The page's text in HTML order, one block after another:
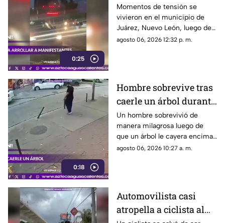
0:25
de personas y choca
varios vehículos
Momentos de tensión se
vivieron en el municipio de
Juárez, Nuevo León, luego de
que un trailero presuntamente
agosto 06, 2026 12:32 p. m.
0:18
Hombre sobrevive tras
caerle un árbol durante
tormenta
Un hombre sobrevivió de
manera milagrosa luego de
que un árbol le cayera encima
durante una fuerte tormenta
agosto 06, 2026 10:27 a. m.
Automovilista casi
atropella a ciclista al